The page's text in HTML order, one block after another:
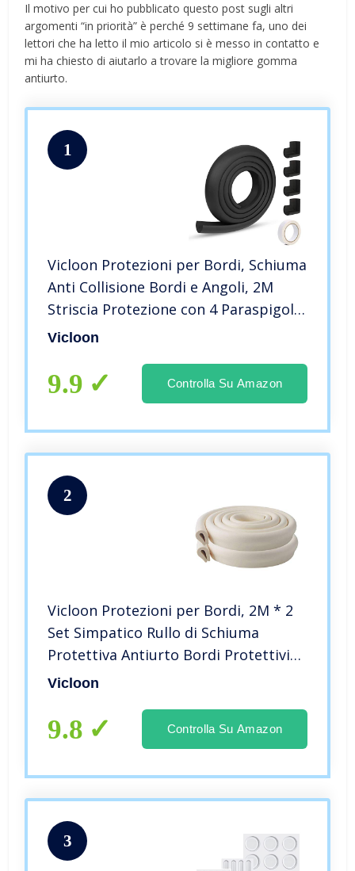
Il motivo per cui ho pubblicato questo post sugli altri
argomenti “in priorità” è perché 9 settimane fa, uno dei
lettori che ha letto il mio articolo si è messo in contatto e
mi ha chiesto di aiutarlo a trovare la migliore gomma
antiurto.
1
Vicloon Protezioni per Bordi, Schiuma
Anti Collisione Bordi e Angoli, 2M
Striscia Protezione con 4 Paraspigoli
Angolari Per Bambini, Antiurto Bordi
Vicloon
9.9 Controlla Su Amazon
2
Vicloon Protezioni per Bordi, 2M * 2
Set Simpatico Rullo di Schiuma
Protettiva Antiurto Bordi Protettivi
Angoli delle Pareti,Mobili, Super-soft
Bambino (Bianca)
Vicloon
9.8 Controlla Su Amazon
3